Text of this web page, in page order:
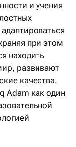
и учения
при этом
находить
развивают
качества.
Adam как один